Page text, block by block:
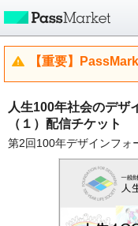
【重要】
人生100年社会のデザ
（１）配信チケット
第2回100年デザインフォ